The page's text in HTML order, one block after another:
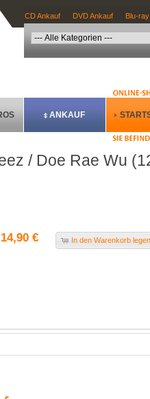
CD Ankauf DVD Ankauf Blu-
ANKAUF
/ Doe Rae Wu
14,90 € In den Warenkorb